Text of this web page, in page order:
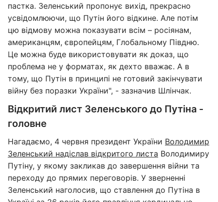
пастка. Зеленський пропонує вихід, прекрасно
усвідомлюючи, що Путін його відкине. Але потім
цю відмову можна показувати всім – росіянам,
американцям, європейцям, Глобальному Півдню.
Це можна буде використовувати як доказ, що
проблема не у форматах, як дехто вважає. А в
тому, що Путін в принципі не готовий закінчувати
війну без поразки України", - зазначив Шлінчак.
Відкритий лист Зеленського до Путіна -
головне
Нагадаємо, 4 червня президент України Володимир
Зеленський надіслав відкритого листа Володимиру
Путіну, у якому закликав до завершення війни та
переходу до прямих переговорів. У зверненні
Зеленський наголосив, що ставлення до Путіна в